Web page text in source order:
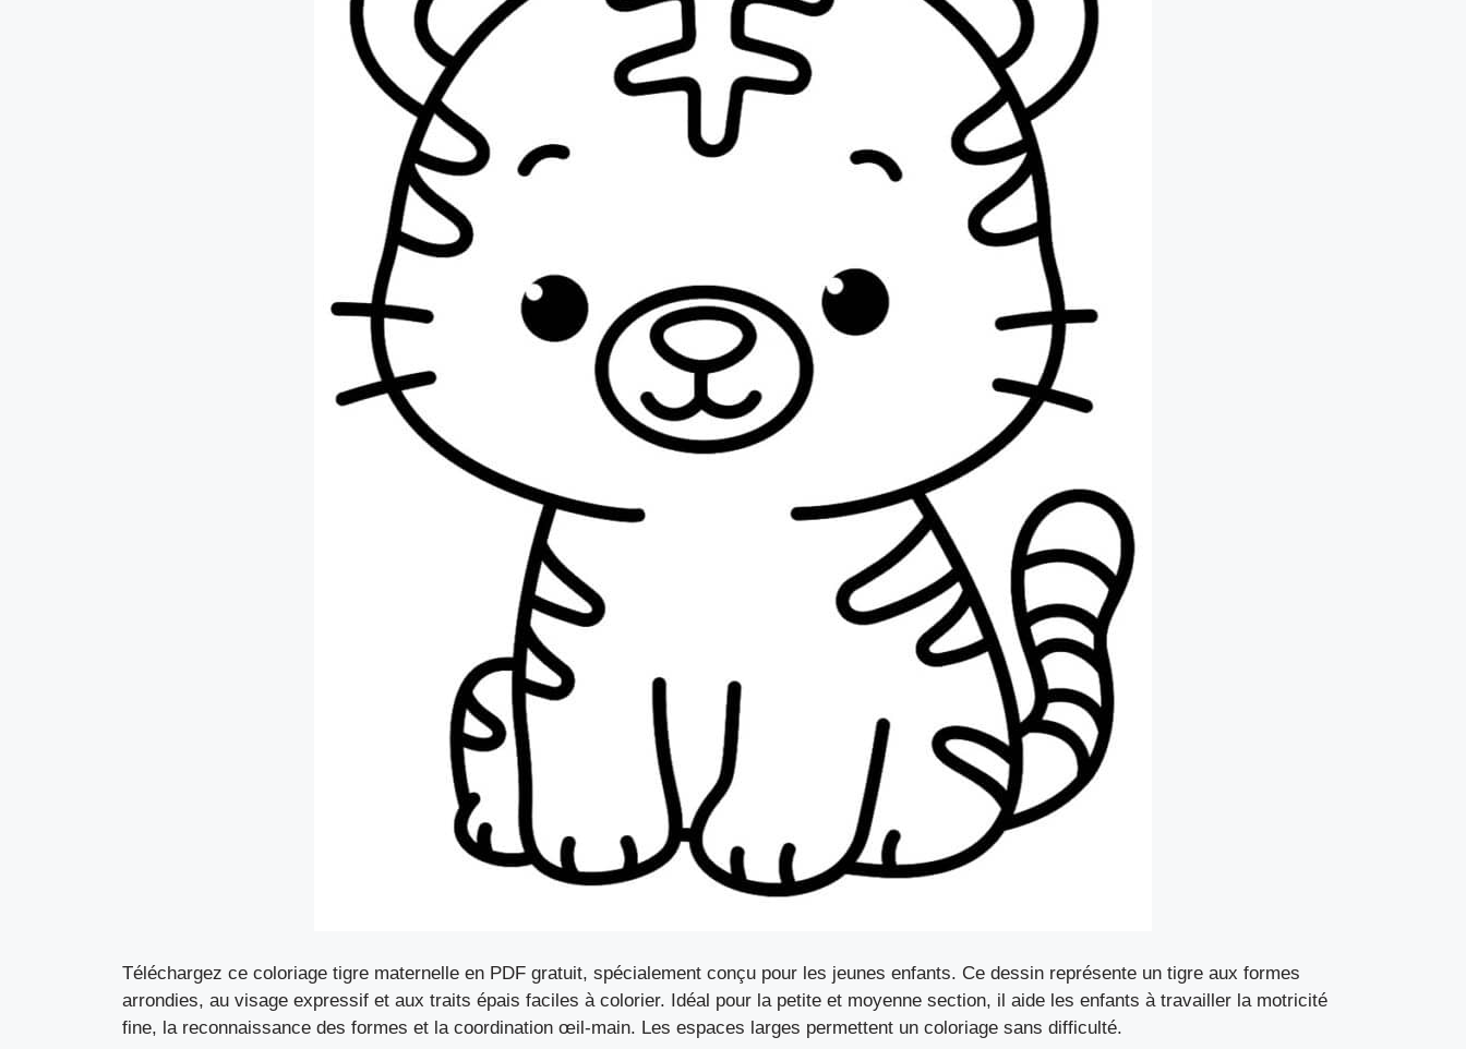
Téléchargez ce coloriage tigre maternelle en PDF gratuit, spécialement conçu pour les jeunes enfants. Ce dessin représente un tigre aux formes
arrondies, au visage expressif et aux traits épais faciles à colorier. Idéal pour la petite et moyenne section, il aide les enfants à travailler la motricité
fine, la reconnaissance des formes et la coordination œil-main. Les espaces larges permettent un coloriage sans difficulté.